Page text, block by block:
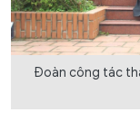
Đoàn công tác